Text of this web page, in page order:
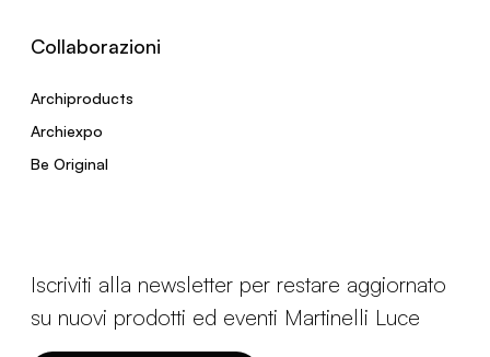
Collaborazioni
Archiproducts
Archiexpo
Be Original
Iscriviti alla newsletter per restare aggiornato
su nuovi prodotti ed eventi Martinelli Luce